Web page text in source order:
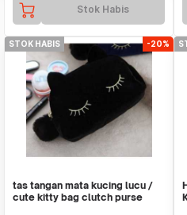
Stok Habis
STOK HABIS -20%
tas tangan mata kucing lucu /
cute kitty bag clutch purse